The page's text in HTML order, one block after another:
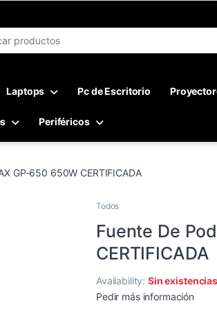
Laptops Pc de Escritorio
Periféricos
GP-650 650W CERTIFICADA
Todos
Fuente De
CERTIFICADA
Availability:Sin existencias
Pedir más información